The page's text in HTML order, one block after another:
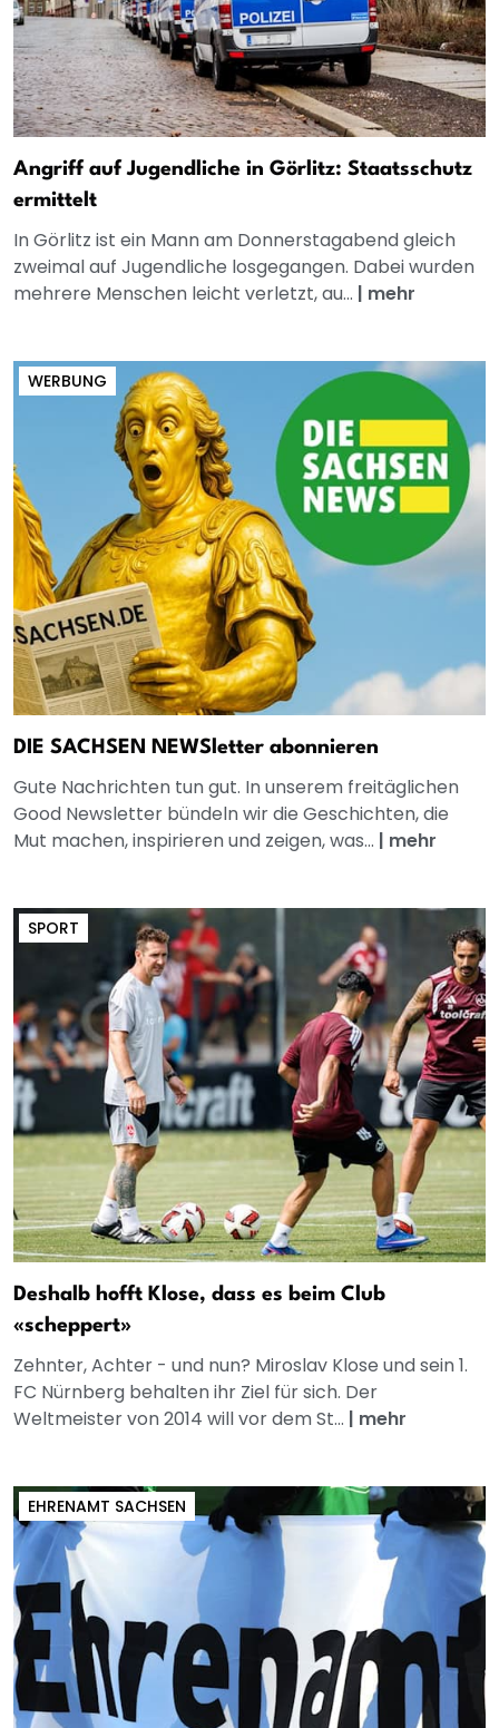
Angriff auf Jugendliche in Görlitz: Staatsschutz
ermittelt
In Görlitz ist ein Mann am Donnerstagabend gleich
zweimal auf Jugendliche losgegangen. Dabei wurden
mehrere Menschen leicht verletzt, au... | mehr
WERBUNG
DIE SACHSEN NEWSletter abonnieren
Gute Nachrichten tun gut. In unserem freitäglichen
Good Newsletter bündeln wir die Geschichten, die
Mut machen, inspirieren und zeigen, was... | mehr
SPORT
Deshalb hofft Klose, dass es beim Club
«scheppert»
Zehnter, Achter - und nun? Miroslav Klose und sein 1.
FC Nürnberg behalten ihr Ziel für sich. Der
Weltmeister von 2014 will vor dem St... | mehr
EHRENAMT SACHSEN